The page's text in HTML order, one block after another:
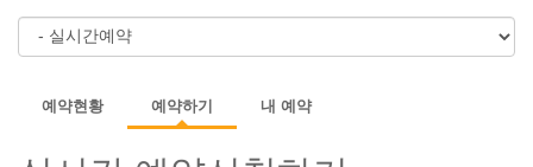
예약현황 예약하기 내 예약